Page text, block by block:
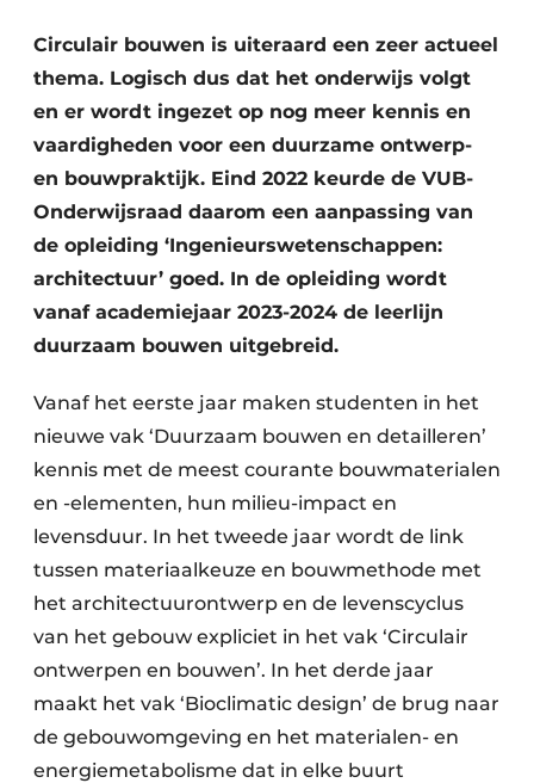
Circulair bouwen is uiteraard een zeer actueel
thema. Logisch dus dat het onderwijs volgt
en er wordt ingezet op nog meer kennis en
vaardigheden voor een duurzame ontwerp-
en bouwpraktijk. Eind 2022 keurde de VUB-
Onderwijsraad daarom een aanpassing van
de opleiding ‘Ingenieurswetenschappen:
architectuur’ goed. In de opleiding wordt
vanaf academiejaar 2023-2024 de leerlijn
duurzaam bouwen uitgebreid.
Vanaf het eerste jaar maken studenten in het
nieuwe vak ‘Duurzaam bouwen en detailleren’
kennis met de meest courante bouwmaterialen
en -elementen, hun milieu-impact en
levensduur. In het tweede jaar wordt de link
tussen materiaalkeuze en bouwmethode met
het architectuurontwerp en de levenscyclus
van het gebouw expliciet in het vak ‘Circulair
ontwerpen en bouwen’. In het derde jaar
maakt het vak ‘Bioclimatic design’ de brug naar
de gebouwomgeving en het materialen- en
energiemetabolisme dat in elke buurt